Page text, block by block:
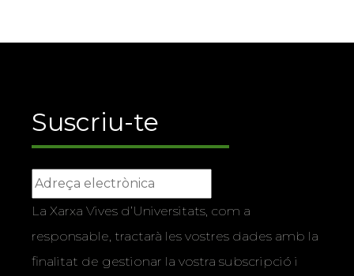
Suscriu-te
La Xarxa Vives d’Universitats, com a
responsable, tractarà les vostres dades amb la
finalitat de gestionar la vostra subscripció i